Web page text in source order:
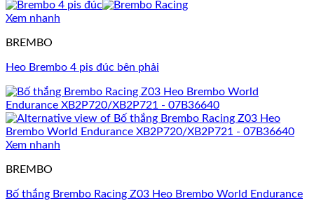
Xem nhanh
BREMBO
Heo Brembo 4 pis đúc bên phải
Xem nhanh
BREMBO
Bố thắng Brembo Racing Z03 Heo Brembo World Endurance